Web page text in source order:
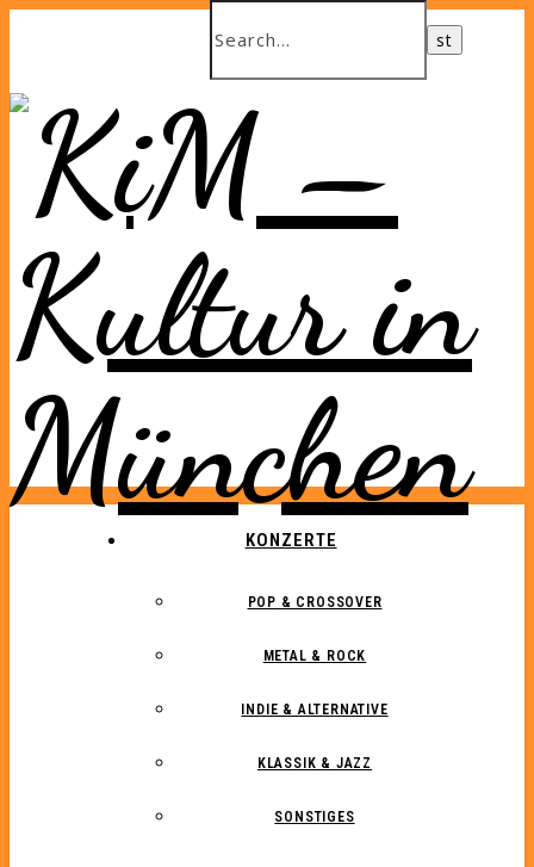
KONZERTE
POP & CROSSOVER
METAL & ROCK
INDIE & ALTERNATIVE
KLASSIK & JAZZ
SONSTIGES